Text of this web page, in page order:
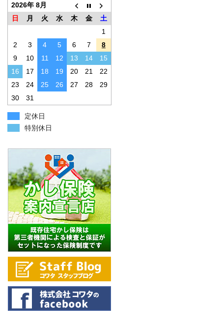
2026年 8月
日
月 火 水 木 金
土
1
2
3 4 5 6 7
8
9
10 11 12 13 14
15
16
17 18 19 20 21
22
23
24 25 26 27 28
29
30
31
定休日
特別休日